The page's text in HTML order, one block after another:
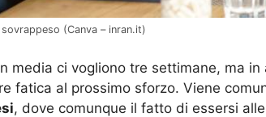
sovrappeso (Canva – inran.it)
media ci vogliono tre settimane, ma
fatica al prossimo sforzo. Viene
, dove comunque il fatto di essersi